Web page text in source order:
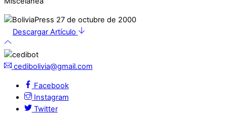
Descargar Artículo
cedibolivia@gmail.com
Facebook
Instagram
Twitter